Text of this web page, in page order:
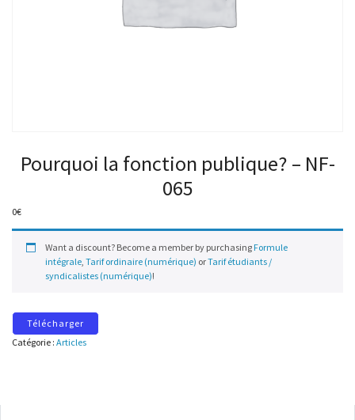
Pourquoi la fonction publique? – NF-
065
0€
Want a discount? Become a member by purchasing Formule
intégrale, Tarif ordinaire (numérique) orTarif étudiants /
syndicalistes (numérique)!
Télécharger
Catégorie : Articles